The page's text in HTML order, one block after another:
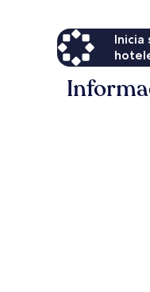
Inicia